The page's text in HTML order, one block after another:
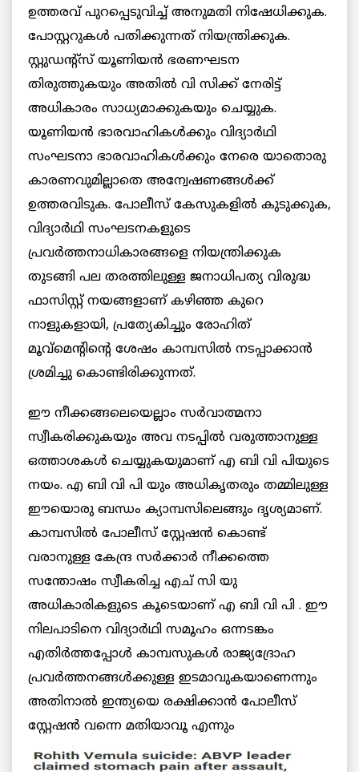
ഉത്തരവ് പുറപ്പെടുവിച്ച് അനുമതി നിഷേധിക്കുക.
പോസ്റ്ററുകൾ പതിക്കുന്നത് നിയന്ത്രിക്കുക.
സ്റ്റുഡന്റ്‌സ് യൂണിയൻ ഭരണഘടന
തിരുത്തുകയും അതിൽ വി സിക്ക് നേരിട്ട്
അധികാരം സാധ്യമാക്കുകയും ചെയ്യുക.
യൂണിയൻ ഭാരവാഹികൾക്കും വിദ്യാർഥി
സംഘടനാ ഭാരവാഹികൾക്കും നേരെ യാതൊരു
കാരണവുമില്ലാതെ അന്വേഷണങ്ങൾക്ക്
ഉത്തരവിടുക. പോലീസ് കേസുകളിൽ കുടുക്കുക,
വിദ്യാർഥി സംഘടനകളുടെ
പ്രവർത്തനാധികാരങ്ങളെ നിയന്ത്രിക്കുക
തുടങ്ങി പല തരത്തിലുള്ള ജനാധിപത്യ വിരുദ്ധ
ഫാസിസ്റ്റ് നയങ്ങളാണ് കഴിഞ്ഞ കുറെ
നാളുകളായി, പ്രത്യേകിച്ചും രോഹിത്
മൂവ്‌മെന്റിന്റെ ശേഷം കാമ്പസിൽ നടപ്പാക്കാൻ
ശ്രമിച്ചു കൊണ്ടിരിക്കുന്നത്.
ഈ നീക്കങ്ങലെയെല്ലാം സർവാത്മനാ
സ്വീകരിക്കുകയും അവ നടപ്പിൽ വരുത്താനുള്ള
ഒത്താശകൾ ചെയ്യുകയുമാണ് എ ബി വി പിയുടെ
നയം. എ ബി വി പി യും അധികൃതരും തമ്മിലുള്ള
ഈയൊരു ബന്ധം ക്യാമ്പസിലെങ്ങും ദൃശ്യമാണ്.
കാമ്പസിൽ പോലീസ് സ്റ്റേഷൻ കൊണ്ട്
വരാനുള്ള കേന്ദ്ര സർക്കാർ നീക്കത്തെ
സന്തോഷം സ്വീകരിച്ച എച് സി യു
അധികാരികളുടെ കൂടെയാണ് എ ബി വി പി . ഈ
നിലപാടിനെ വിദ്യാർഥി സമൂഹം ഒന്നടങ്കം
എതിർത്തപ്പോൾ കാമ്പസുകൾ രാജ്യദ്രോഹ
പ്രവർത്തനങ്ങൾക്കുള്ള ഇടമാവുകയാണെന്നും
അതിനാൽ ഇന്ത്യയെ രക്ഷിക്കാൻ പോലീസ്
സ്റ്റേഷൻ വന്നെ മതിയാവൂ എന്നും